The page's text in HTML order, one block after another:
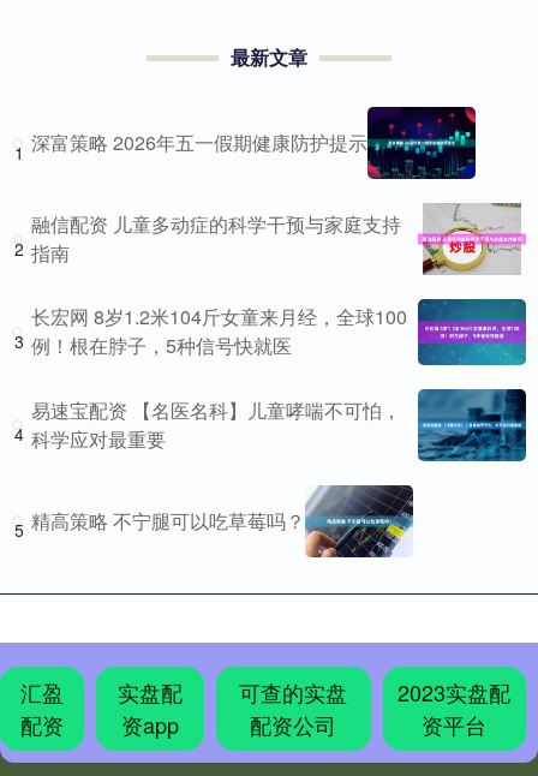
最新文章
1 深富策略 2026年五一假期健康防护提示
2
融信配资 儿童多动症的科学干预与家庭支持
指南
3
长宏网 8岁1.2米104斤女童来月经，全球100
例！根在脖子，5种信号快就医
4
易速宝配资 【名医名科】儿童哮喘不可怕，
科学应对最重要
5 精高策略 不宁腿可以吃草莓吗？
汇盈
配资
实盘配
资app
可查的实盘
配资公司
2023实盘配
资平台